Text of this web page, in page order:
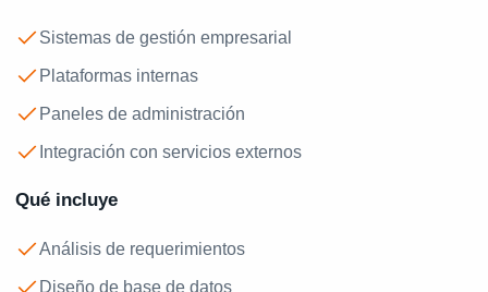
Sistemas de gestión empresarial
Plataformas internas
Paneles de administración
Integración con servicios externos
Qué incluye
Análisis de requerimientos
Diseño de base de datos